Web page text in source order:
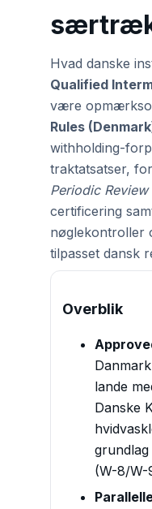
Hvad danske
Qualified
være
Rules
withholding-
traktatsatser,
Periodic Review
certificering
nøglekontroller
tilpasset dansk
Overblik
lande
Danske
(W-8/W-